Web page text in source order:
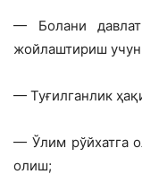
— Болани давлат
жойлаштириш
— Туғилганлик
— Ўлим рўйхатга
олиш;